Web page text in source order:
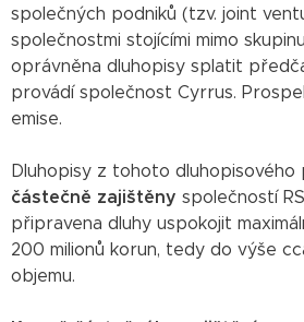
společných podniků (tzv. joint
společnostmi stojícími mimo
oprávněna dluhopisy splatit
provádí společnost Cyrrus.
emise.
Dluhopisy z tohoto dluhopisového
částečně zajištěny společností
připravena dluhy uspokojit
200 milionů korun, tedy do výše
objemu.